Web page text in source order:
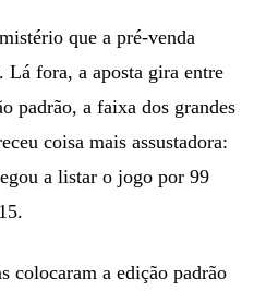
que a pré-venda
Lá fora, a aposta gira entre
padrão, a faixa dos grandes
coisa mais assustadora:
a listar o jogo por 99
colocaram a edição padrão